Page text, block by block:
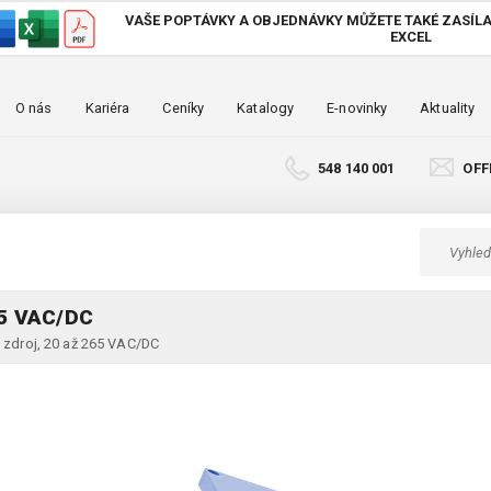
VAŠE POPTÁVKY A OBJEDNÁVKY MŮŽETE TAKÉ
EXCEL
O nás Kariéra Ceníky Katalogy E-novinky Aktuality
548 140 001
VAC/DC
20 až 265 VAC/DC